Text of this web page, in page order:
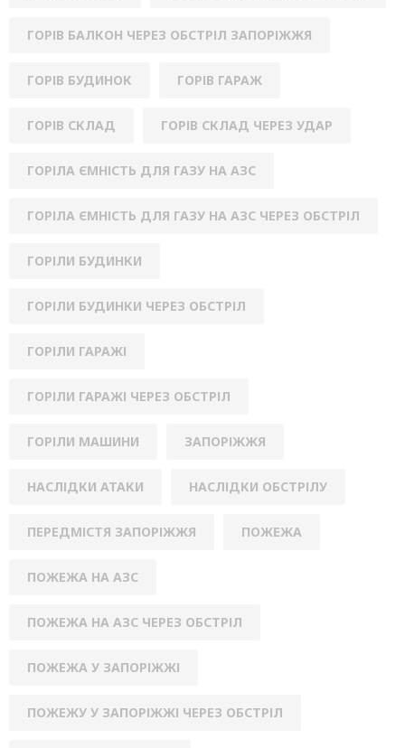
ГОРІВ БАЛКОН ЧЕРЕЗ ОБСТРІЛ ЗАПОРІЖЖЯ
ГОРІВ БУДИНОК ГОРІВ ГАРАЖ
ГОРІВ СКЛАД ГОРІВ СКЛАД ЧЕРЕЗ УДАР
ГОРІЛА ЄМНІСТЬ ДЛЯ ГАЗУ НА АЗС
ГОРІЛА ЄМНІСТЬ ДЛЯ ГАЗУ НА АЗС ЧЕРЕЗ ОБСТРІЛ
ГОРІЛИ БУДИНКИ
ГОРІЛИ БУДИНКИ ЧЕРЕЗ ОБСТРІЛ
ГОРІЛИ ГАРАЖІ
ГОРІЛИ ГАРАЖІ ЧЕРЕЗ ОБСТРІЛ
ГОРІЛИ МАШИНИ ЗАПОРІЖЖЯ
НАСЛІДКИ АТАКИ НАСЛІДКИ ОБСТРІЛУ
ПЕРЕДМІСТЯ ЗАПОРІЖЖЯ ПОЖЕЖА
ПОЖЕЖА НА АЗС
ПОЖЕЖА НА АЗС ЧЕРЕЗ ОБСТРІЛ
ПОЖЕЖА У ЗАПОРІЖЖІ
ПОЖЕЖУ У ЗАПОРІЖЖІ ЧЕРЕЗ ОБСТРІЛ